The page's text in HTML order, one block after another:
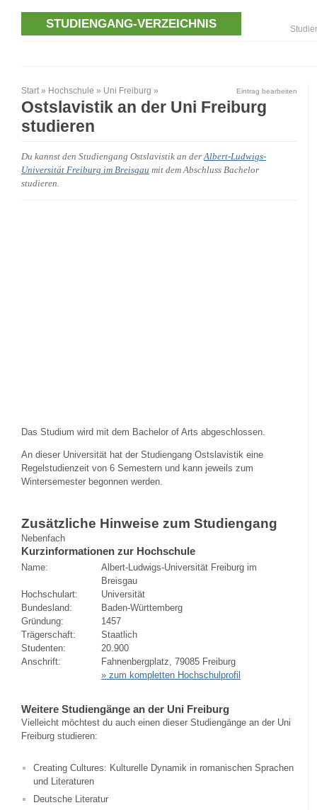
STUDIENGANG-VERZEICHNIS
Start » Hochschule » Uni Freiburg » Eintrag bearbeiten
Ostslavistik an der Uni Freiburg
studieren
Du kannst den Studiengang Ostslavistik an derAlbert-Ludwigs-
Universität Freiburg im Breisgau mit dem Abschluss Bachelor
studieren.
Das Studium wird mit dem Bachelor of Arts abgeschlossen.
An dieser Universität hat der Studiengang Ostslavistik eine
Regelstudienzeit von 6 Semestern und kann jeweils zum
Wintersemester begonnen werden.
Zusätzliche Hinweise zum Studiengang
Nebenfach
Kurzinformationen zur Hochschule
Name:
Albert-Ludwigs-Universität Freiburg im
Breisgau
Hochschulart:
Universität
Bundesland:
Baden-Württemberg
Gründung:
1457
Trägerschaft:
Staatlich
Studenten:
20.900
Anschrift:
Fahnenbergplatz, 79085 Freiburg
» zum kompletten Hochschulprofil
Weitere Studiengänge an der Uni Freiburg
Vielleicht möchtest du auch einen dieser Studiengänge an der Uni
Freiburg studieren:
Creating Cultures: Kulturelle Dynamik in romanischen Sprachen
und Literaturen
Deutsche Literatur